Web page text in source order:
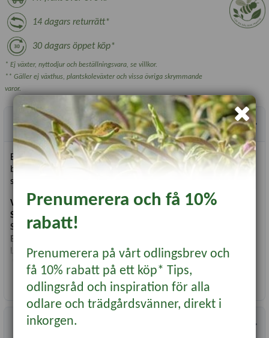
14 dagars returrätt*
30 dagars öppet köp*
* Ej växter, nyttodjur och beställningsvara, se villkor.
** Gäller ej växthus, plantskoleväxter och vissa övriga skrymmande
varor.
Produktbeskrivning
En favoritblomma för buketter, 'Koralle' blir ca 80 cm hög och
blommorna upp till 5 cm i diameter. Blommar andra året efter
sådd med tvåfärgade blommor.
Vetenskapligt namn: Aquilegia vulgaris
Såtid
: Maj-juli
Sådjup: 1 cm
Blomning/Skörd
Läge: Sol/halvskugga
Antal frön: 0,2 g, 750-800 per gram
Läs mer...
Information
Prenumerera och få 10%
rabatt!
Prenumerera på vårt odlingsbrev och
få 10% rabatt på ett köp* Tips,
odlingsråd och inspiration för alla
odlare och trädgårdsvänner, direkt i
inkorgen.